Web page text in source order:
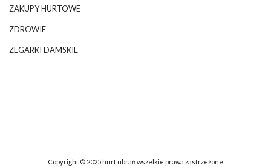
ZAKUPY HURTOWE
ZDROWIE
ZEGARKI DAMSKIE
Copyright © 2025 hurt ubrań wszelkie prawa zastrzeżone